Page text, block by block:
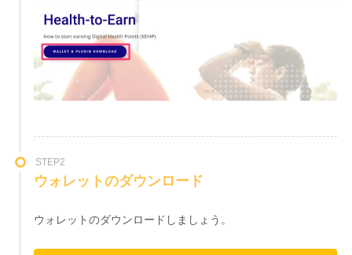
STEP2
ウォレットのダウンロード
ウォレットのダウンロードしましょう。